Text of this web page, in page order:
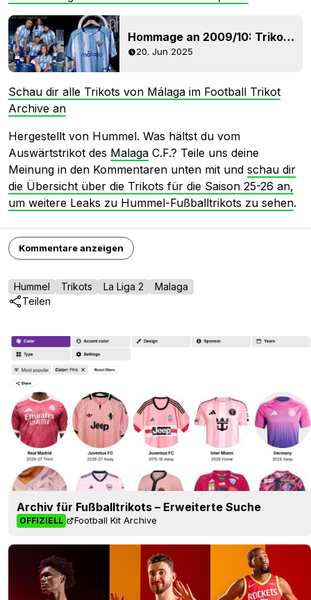
Hommage an 2009/10: Trikot von Malaga für die Saison 2025/26 vorgestellt
20. Jun 2025
Schau dir alle Trikots von Málaga im Football Trikot
Archive an
Hergestellt von Hummel. Was hältst du vom
Auswärtstrikot des Malaga C.F.? Teile uns deine
Meinung in den Kommentaren unten mit und schau dir
die Übersicht über die Trikots für die Saison 25-26 an,
um weitere Leaks zu Hummel-Fußballtrikots zu sehen.
Kommentare anzeigen
Hummel Trikots La Liga 2
Malaga
Teilen
Archiv für Fußballtrikots – Erweiterte Suche
OFFIZIELL Football Kit Archive